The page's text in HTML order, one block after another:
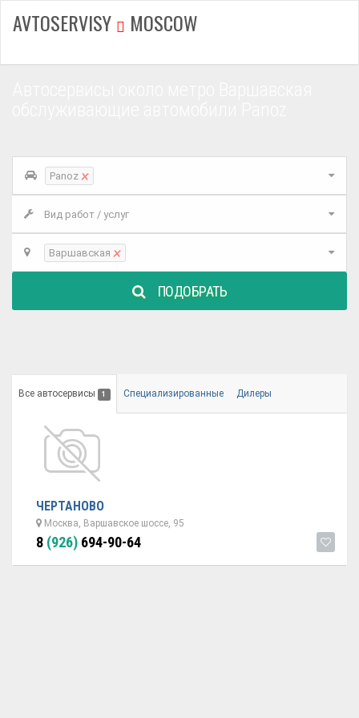
AVTOSERVISY MOSCOW
Panoz ×
Вид работ / услуг
Варшавская ×
ПОДОБРАТЬ
Все автосервисы 1 Специализированные Дилеры
ЧЕРТАНОВО
Москва, Варшавское шоссе, 95
8 (926) 694-90-64